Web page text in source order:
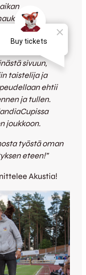
sivuun,
taistelija ja
ehtii
ja tullen.
joukkoon.
työstä oman
eteen!”
Akustia!